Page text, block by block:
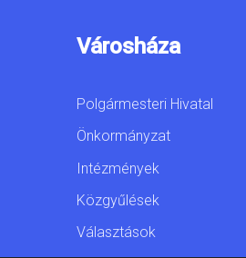
Városháza
Polgármesteri Hivatal
Önkormányzat
Intézmények
Közgyűlések
Választások